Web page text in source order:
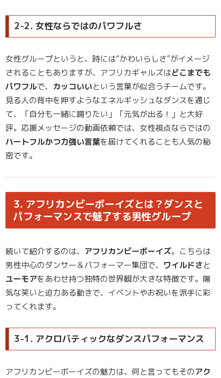
2-2. 女性ならではのパワフルさ
女性グループというと、時には“かわいらしさ”がイメージ
されることもありますが、アフリカギャルズはどこまでも
パワフルで、 カッコいいという言葉が似合うチームです。
見る人の背中を押すようなエネルギッシュなダンスを通じ
て、「自分も一緒に踊りたい」「元気が出る！」と大好
評。応援メッセージの動画依頼では、女性視点ならではの
ハートフルかつ力強い言葉を届けてくれることも人気の秘
密です。
3. アフリカンビーボーイズとは？ダンスと
パフォーマンスで魅了する男性グループ
続いて紹介するのは、 アフリカンビーボーイズ。こちらは
男性中心のダンサー＆パフォーマー集団で、 ワイルドさと
ユーモアをあわせ持つ独特の世界観が大きな特徴です。陽
気な笑いと迫力ある動きで、イベントやお祝いを派手に彩
ってくれます。
3-1. アクロバティックなダンスパフォーマンス
アフリカンビーボーイズの魅力は、何と言ってもそのアク